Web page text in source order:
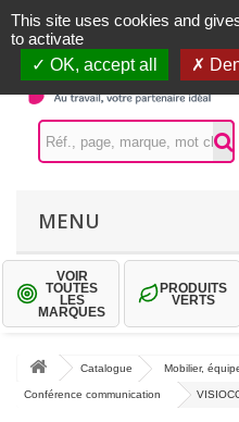
MENU
VOIR
TOUTES
LES
MARQUES
PRODUITS
VERTS
Catalogue Mobilier,
Conférence communication
This site uses cookies and
to activate
OK, accept all